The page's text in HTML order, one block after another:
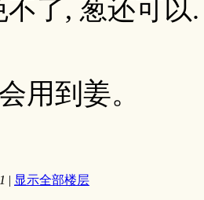
不了, 葱还可
用到姜。
| 显示全部楼层